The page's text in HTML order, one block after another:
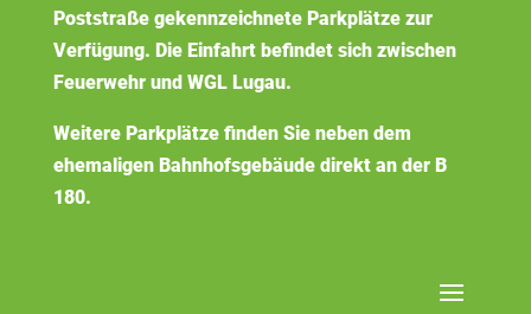
Poststraße gekennzeichnete Parkplätze zur
Verfügung. Die Einfahrt befindet sich zwischen
Feuerwehr und WGL Lugau.
Weitere Parkplätze finden Sie neben dem
ehemaligen Bahnhofsgebäude direkt an der B
180.